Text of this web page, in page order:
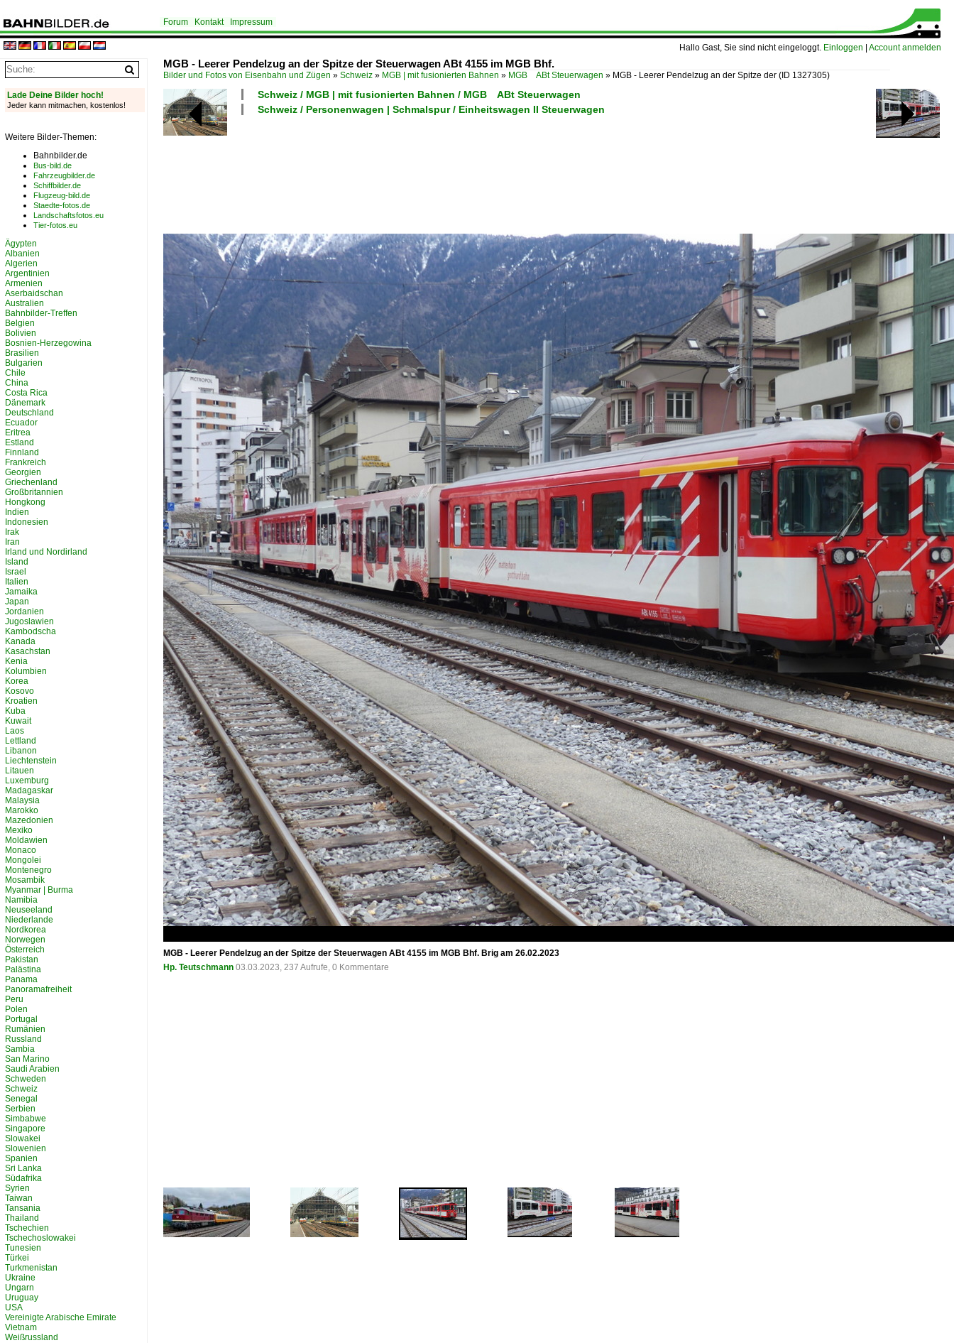
Hallo Gast, Sie sind nicht eingeloggt. Einloggen Account anmelden
Forum Kontakt Impressum
MGB - Leerer Pendelzug an der Spitze der Steuerwagen ABt 4155 im MGB Bhf.
Bilder und Fotos von Eisenbahn und Zügen » Schweiz » MGB | mit fusionierten Bahnen » MGB ABt Steuerwagen » MGB - Leerer Pendelzug an der Spitze der (ID 1327305)
Schweiz / MGB | mit fusionierten Bahnen / MGB ABt Steuerwagen
Schweiz / Personenwagen | Schmalspur / Einheitswagen II Steuerwagen
MGB - Leerer Pendelzug an der Spitze der Steuerwagen ABt 4155 im MGB Bhf. Brig am 26.02.2023
Hp. Teutschmann 03.03.2023, 237 Aufrufe, 0 Kommentare
Lade Deine Bilder hoch!
Jeder kann mitmachen, kostenlos!
Weitere Bilder-Themen:
Bahnbilder.de
Bus-bild.de
Fahrzeugbilder.de
Schiffbilder.de
Flugzeug-bild.de
Staedte-fotos.de
Landschaftsfotos.eu
Tier-fotos.eu
Ägypten
Albanien
Algerien
Argentinien
Armenien
Aserbaidschan
Australien
Bahnbilder-Treffen
Belgien
Bolivien
Bosnien-Herzegowina
Brasilien
Bulgarien
Chile
China
Costa Rica
Dänemark
Deutschland
Ecuador
Eritrea
Estland
Finnland
Frankreich
Georgien
Griechenland
Großbritannien
Hongkong
Indien
Indonesien
Irak
Iran
Irland und Nordirland
Island
Israel
Italien
Jamaika
Japan
Jordanien
Jugoslawien
Kambodscha
Kanada
Kasachstan
Kenia
Kolumbien
Korea
Kosovo
Kroatien
Kuba
Kuwait
Laos
Lettland
Libanon
Liechtenstein
Litauen
Luxemburg
Madagaskar
Malaysia
Marokko
Mazedonien
Mexiko
Moldawien
Monaco
Mongolei
Montenegro
Mosambik
Myanmar | Burma
Namibia
Neuseeland
Niederlande
Nordkorea
Norwegen
Österreich
Pakistan
Palästina
Panama
Panoramafreiheit
Peru
Polen
Portugal
Rumänien
Russland
Sambia
San Marino
Saudi Arabien
Schweden
Schweiz
Senegal
Serbien
Simbabwe
Singapore
Slowakei
Slowenien
Spanien
Sri Lanka
Südafrika
Syrien
Taiwan
Tansania
Thailand
Tschechien
Tschechoslowakei
Tunesien
Türkei
Turkmenistan
Ukraine
Ungarn
Uruguay
USA
Vereinigte Arabische Emirate
Vietnam
Weißrussland